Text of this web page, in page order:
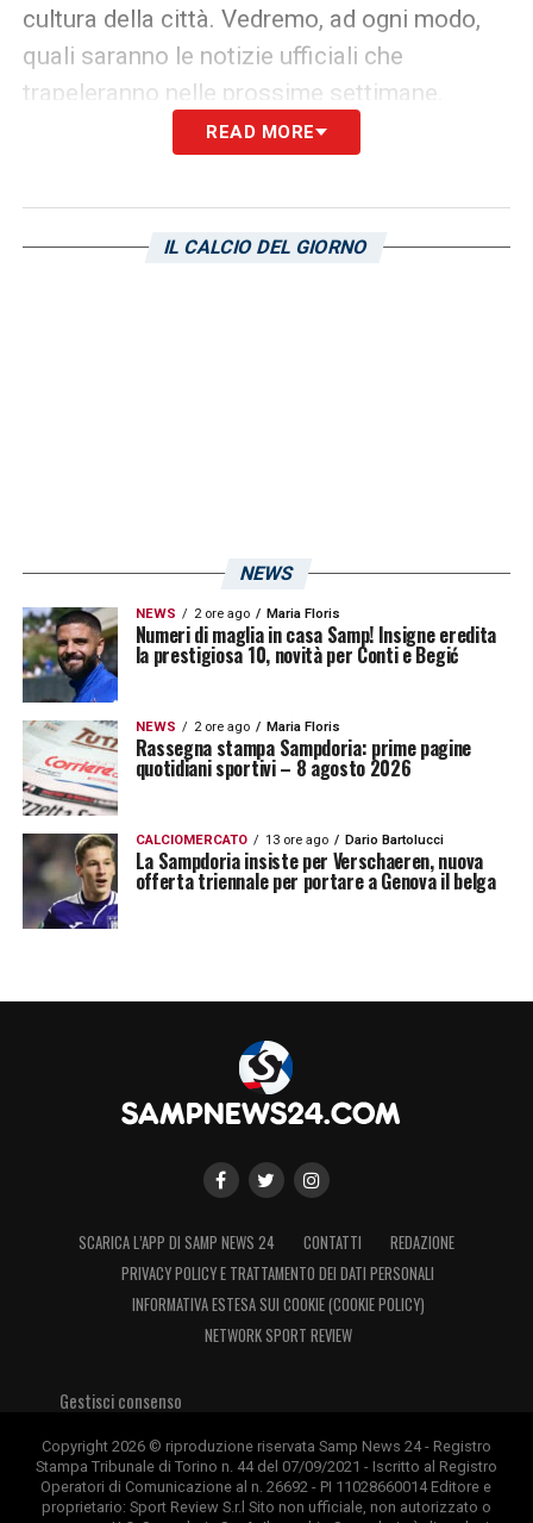
cultura della città. Vedremo, ad ogni modo,
quali saranno le notizie ufficiali che
trapeleranno nelle prossime settimane.
READ MORE
IL CALCIO DEL GIORNO
NEWS
NEWS 2 ore ago Maria Floris
Numeri di maglia in casa Samp! Insigne eredita
la prestigiosa 10, novità per Conti e Begić
NEWS 2 ore ago Maria Floris
Rassegna stampa Sampdoria: prime pagine
quotidiani sportivi – 8 agosto 2026
CALCIOMERCATO 13 ore ago Dario Bartolucci
La Sampdoria insiste per Verschaeren, nuova
offerta triennale per portare a Genova il belga
SCARICA L’APP DI SAMP NEWS 24 CONTATTI
REDAZIONE
PRIVACY POLICY E TRATTAMENTO DEI DATI PERSONALI
INFORMATIVA ESTESA SUI COOKIE (COOKIE POLICY)
NETWORK SPORT REVIEW
Gestisci consenso
Copyright 2026 © riproduzione riservata Samp News 24 - Registro
Stampa Tribunale di Torino n. 44 del 07/09/2021 - Iscritto al Registro
Operatori di Comunicazione al n. 26692 - PI 11028660014 Editore e
proprietario: Sport Review S.r.l Sito non ufficiale, non autorizzato o